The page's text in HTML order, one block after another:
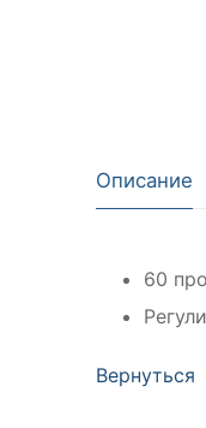
Описание
60
Вернуться